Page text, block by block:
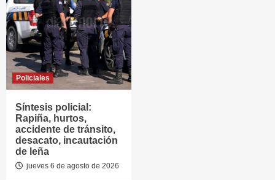
Policiales
Síntesis policial:
Rapiña, hurtos,
accidente de tránsito,
desacato, incautación
de leña
jueves 6 de agosto de 2026